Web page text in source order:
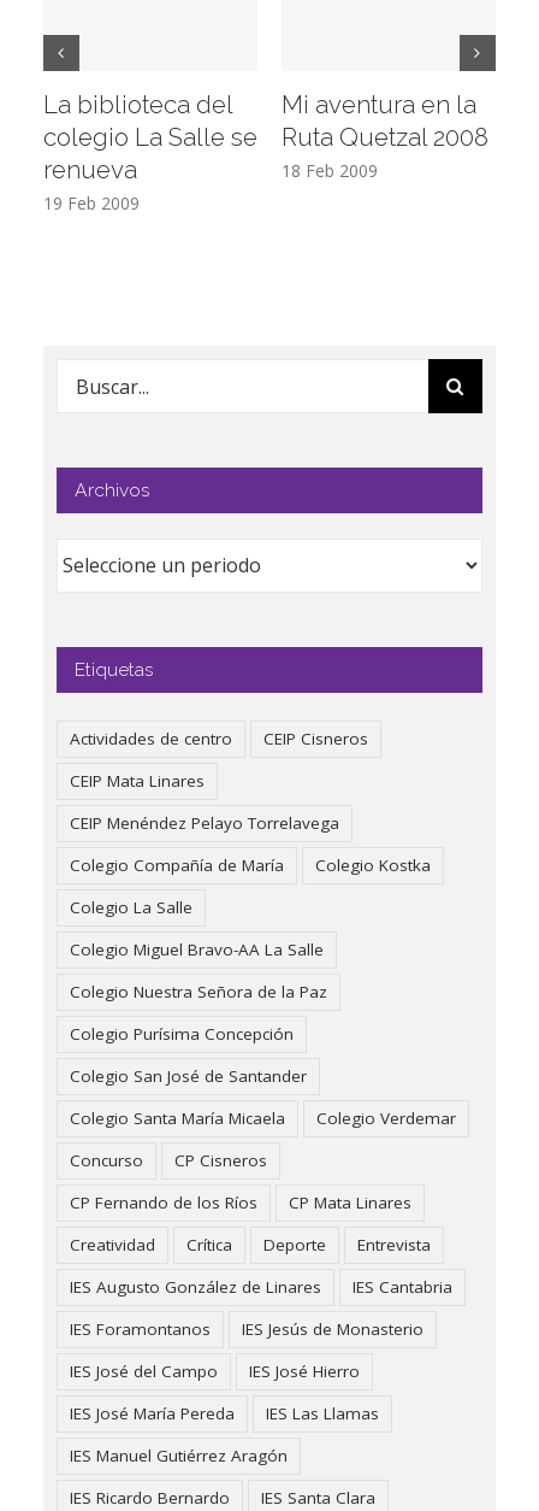
La biblioteca del
colegio La Salle se
renueva
19 Feb 2009
Mi aventura en la
Ruta Quetzal 2008
18 Feb 2009
Buscar:
Archivos
Etiquetas
Actividades de centro
CEIP Cisneros
CEIP Mata Linares
CEIP Menéndez Pelayo Torrelavega
Colegio Compañía de María
Colegio Kostka
Colegio La Salle
Colegio Miguel Bravo-AA La Salle
Colegio Nuestra Señora de la Paz
Colegio Purísima Concepción
Colegio San José de Santander
Colegio Santa María Micaela
Colegio Verdemar
Concurso
CP Cisneros
CP Fernando de los Ríos
CP Mata Linares
Creatividad
Crítica Deporte
Entrevista
IES Augusto González de Linares
IES Cantabria
IES Foramontanos
IES Jesús de Monasterio
IES José del Campo
IES José Hierro
IES José María Pereda
IES Las Llamas
IES Manuel Gutiérrez Aragón
IES Ricardo Bernardo
IES Santa Clara